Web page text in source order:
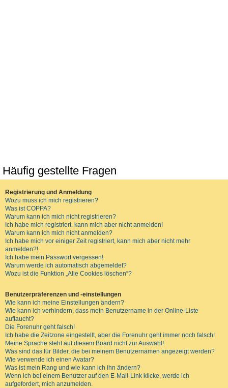
Häufig gestellte Fragen
Registrierung und Anmeldung
Wozu muss ich mich registrieren?
Was ist COPPA?
Warum kann ich mich nicht registrieren?
Ich habe mich registriert, kann mich aber nicht anmelden!
Warum kann ich mich nicht anmelden?
Ich habe mich vor einiger Zeit registriert, kann mich aber nicht mehr
anmelden?!
Ich habe mein Passwort vergessen!
Warum werde ich automatisch abgemeldet?
Wozu ist die Funktion „Alle Cookies löschen“?
Benutzerpräferenzen und -einstellungen
Wie kann ich meine Einstellungen ändern?
Wie kann ich verhindern, dass mein Benutzername in der Online-Liste
auftaucht?
Die Forenuhr geht falsch!
Ich habe die Zeitzone eingestellt, aber die Forenuhr geht immer noch falsch!
Meine Sprache steht auf diesem Board nicht zur Auswahl!
Was sind das für Bilder, die bei meinem Benutzernamen angezeigt werden?
Wie verwende ich einen Avatar?
Was ist mein Rang und wie kann ich ihn ändern?
Wenn ich bei einem Benutzer auf den E-Mail-Link klicke, werde ich
aufgefordert, mich anzumelden.